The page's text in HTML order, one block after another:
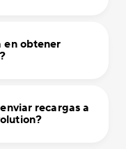
en obtener
recargas a